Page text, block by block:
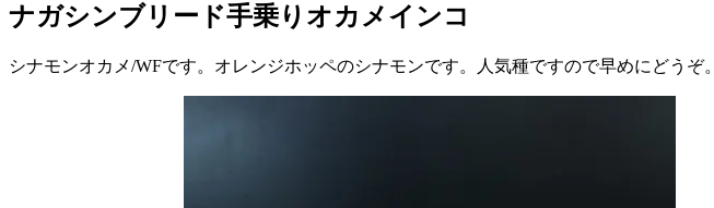
ナガシンブリード手乗りオカメインコ
シナモンオカメ/WFです。オレンジホッペのシナモンです。人気種ですので早めにどうぞ。